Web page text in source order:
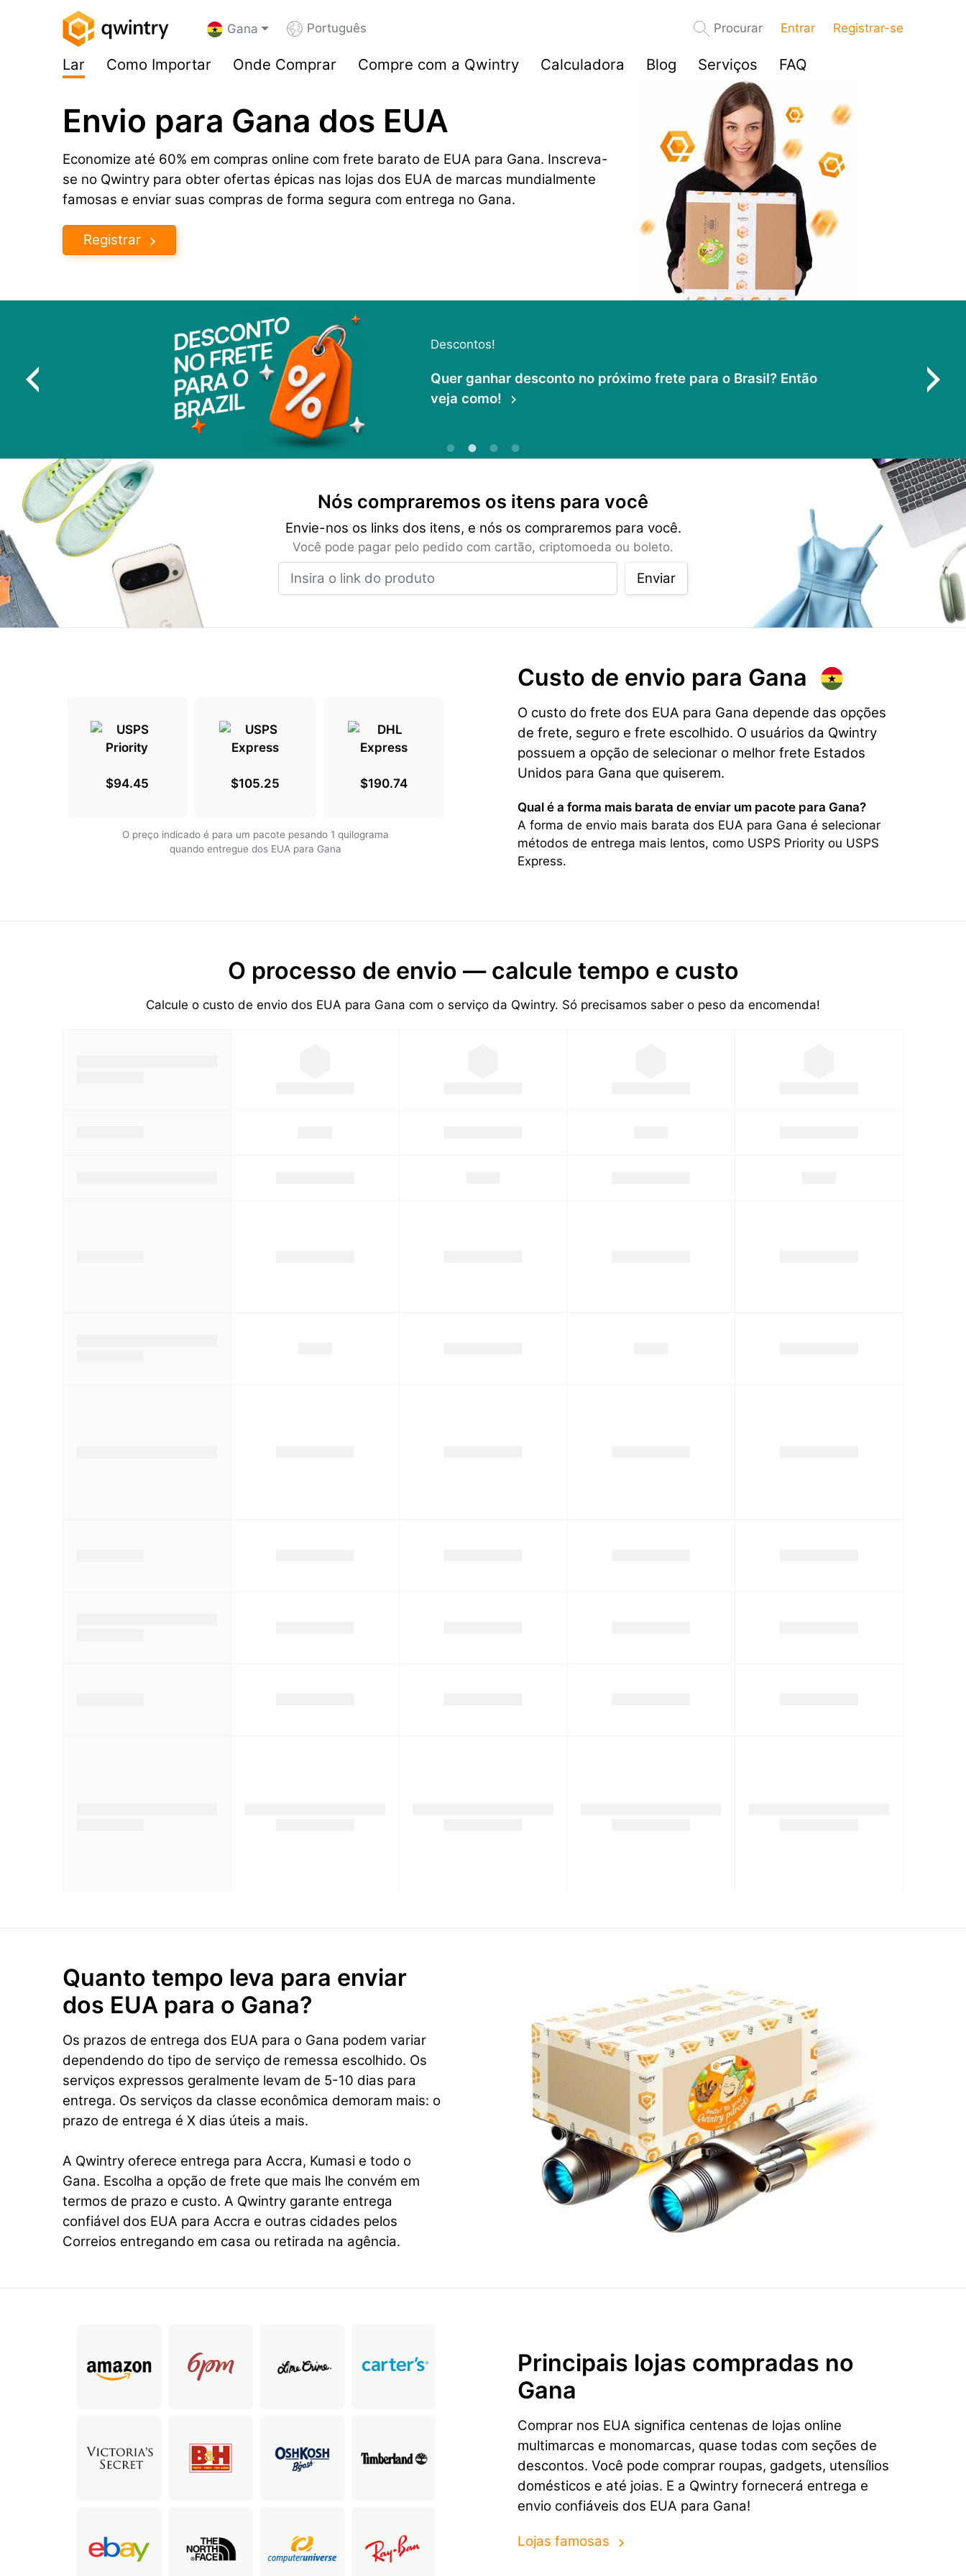
Gana Português Procurar Entrar Registrar-se
Lar Como Importar Onde Comprar Compre com a Qwintry Calculadora Blog Serviços FAQ
Envio para Gana dos EUA
Economize até 60% em compras online com frete barato de EUA para Gana. Inscreva-
se no Qwintry para obter ofertas épicas nas lojas dos EUA de marcas mundialmente
famosas e enviar suas compras de forma segura com entrega no Gana.
Registrar
Descontos!
Quer ganhar desconto no próximo frete para o Brasil? Então
veja como!
Nós compraremos os itens para você
Envie-nos os links dos itens, e nós os compraremos para você.
Você pode pagar pelo pedido com cartão, criptomoeda ou boleto.
Enviar
Custo de envio para Gana
O custo do frete dos EUA para Gana depende das opções
de frete, seguro e frete escolhido. O usuários da Qwintry
possuem a opção de selecionar o melhor frete Estados
Unidos para Gana que quiserem.
Qual é a forma mais barata de enviar um pacote para Gana?
A forma de envio mais barata dos EUA para Gana é selecionar
métodos de entrega mais lentos, como USPS Priority ou USPS
Express.
$94.45 $105.25 $190.74
O preço indicado é para um pacote pesando 1 quilograma
quando entregue dos EUA para Gana
O processo de envio — calcule tempo e custo
Calcule o custo de envio dos EUA para Gana com o serviço da Qwintry. Só precisamos saber o peso da encomenda!
Quanto tempo leva para enviar
dos EUA para o Gana?
Os prazos de entrega dos EUA para o Gana podem variar
dependendo do tipo de serviço de remessa escolhido. Os
serviços expressos geralmente levam de 5-10 dias para
entrega. Os serviços da classe econômica demoram mais: o
prazo de entrega é X dias úteis a mais.
A Qwintry oferece entrega para Accra, Kumasi e todo o
Gana. Escolha a opção de frete que mais lhe convém em
termos de prazo e custo. A Qwintry garante entrega
confiável dos EUA para Accra e outras cidades pelos
Correios entregando em casa ou retirada na agência.
Principais lojas compradas no
Gana
Comprar nos EUA significa centenas de lojas online
multimarcas e monomarcas, quase todas com seções de
descontos. Você pode comprar roupas, gadgets, utensílios
domésticos e até joias. E a Qwintry fornecerá entrega e
envio confiáveis dos EUA para Gana!
Lojas famosas